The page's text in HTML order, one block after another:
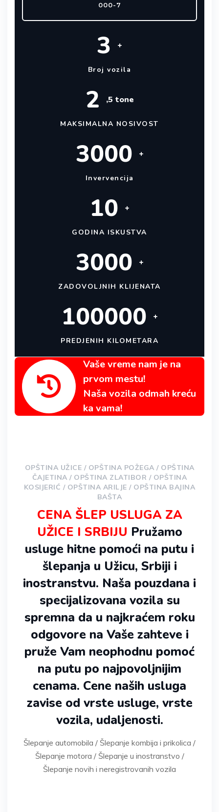
000-7
3 +
Broj vozila
2 ,5 tone
MAKSIMALNA NOSIVOST
3000 +
Invervencija
10 +
GODINA ISKUSTVA
3000 +
ZADOVOLJNIH KLIJENATA
100000 +
PREDJENIH KILOMETARA
Vaše vreme nam je na
prvom mestu!
Naša vozila odmah kreću
ka vama!
OPŠTINA UŽICE / OPŠTINA POŽEGA / OPŠTINA
ČAJETINA / OPŠTINA ZLATIBOR / OPŠTINA
KOSIJERIĆ / OPŠTINA ARILJE / OPŠTINA BAJINA
BAŠTA
CENA ŠLEP USLUGA ZA
UŽICE I SRBIJU Pružamo
usluge hitne pomoći na putu i
šlepanja u Užicu, Srbiji i
inostranstvu. Naša pouzdana i
specijalizovana vozila su
spremna da u najkraćem roku
odgovore na Vaše zahteve i
pruže Vam neophodnu pomoć
na putu po najpovoljnijim
cenama. Cene naših usluga
zavise od vrste usluge, vrste
vozila, udaljenosti.
Šlepanje automobila / Šlepanje kombija i prikolica /
Šlepanje motora / Šlepanje u inostranstvo /
Šlepanje novih i neregistrovanih vozila